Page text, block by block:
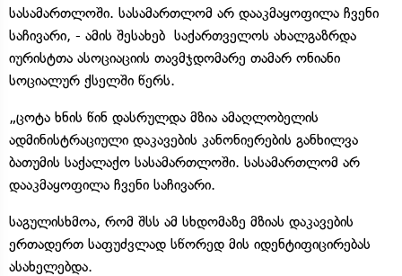
სასამართლოში. სასამართლომ არ დააკმაყოფილა ჩვენი
საჩივარი, - ამის შესახებ საქართველოს ახალგაზრდა
იურისტთა ასოციაციის თავმჯდომარე თამარ ონიანი
სოციალურ ქსელში წერს.
„ცოტა ხნის წინ დასრულდა მზია ამაღლობელის
ადმინისტრაციული დაკავების კანონიერების განხილვა
ბათუმის საქალაქო სასამართლოში. სასამართლომ არ
დააკმაყოფილა ჩვენი საჩივარი.
საგულისხმოა, რომ შსს ამ სხდომაზე მზიას დაკავების
ერთადერთ საფუძვლად სწორედ მის იდენტიფიცირებას
ასახელებდა.